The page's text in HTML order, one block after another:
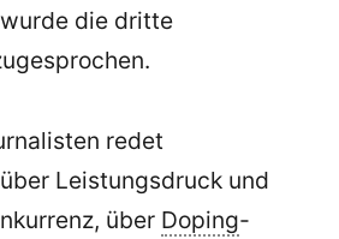
die dritte
redet
Leistungsdruck und
über Doping-